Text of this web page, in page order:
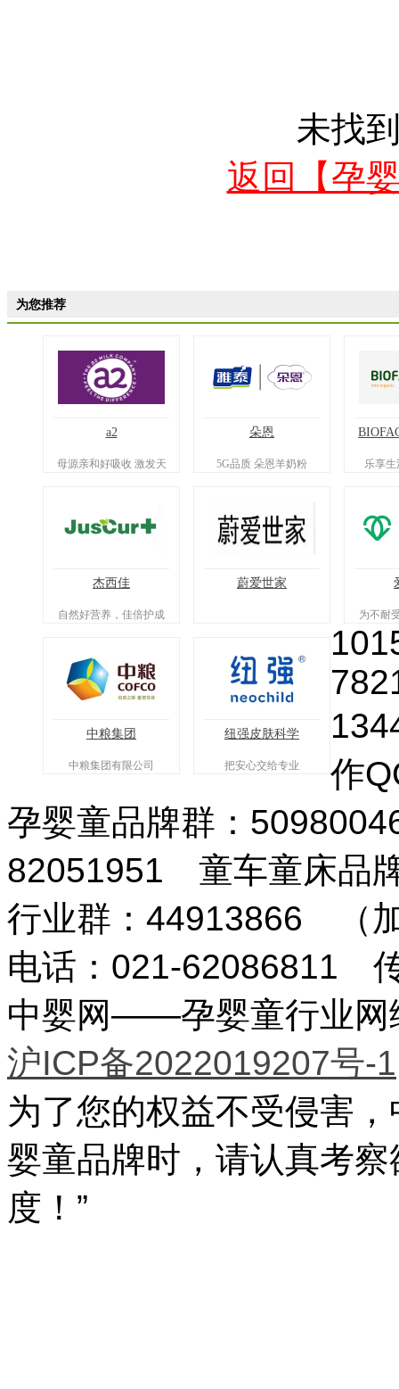
未找
返回【孕
为您推荐
a2
母源亲和好吸收 激发天
朵恩
5G品质 朵恩羊奶粉 乐享
杰西佳
自然好营养，佳倍护成
蔚爱世家
为不耐
敏人
中粮集团
中粮集团有限公司
纽强皮肤科学
把安心交给专业
作
孕婴童品牌群：
82051951 童车童床品
行业群：44913866 （
电话：021-62086811
中婴网——孕婴童行业
沪ICP备2022019207号-1
为了您的权益不受侵害
婴童品牌时，请认真考
度！”